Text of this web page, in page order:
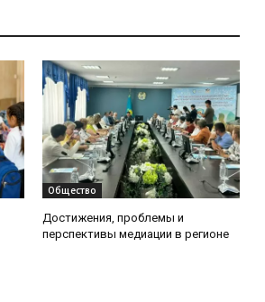
Общество
Достижения, проблемы и
перспективы медиации в регионе